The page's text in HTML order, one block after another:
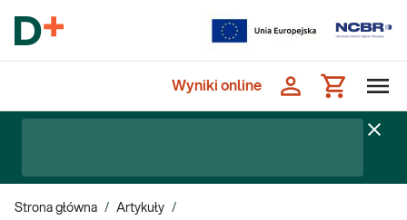
Wyniki online
Strona główna / Artykuły /